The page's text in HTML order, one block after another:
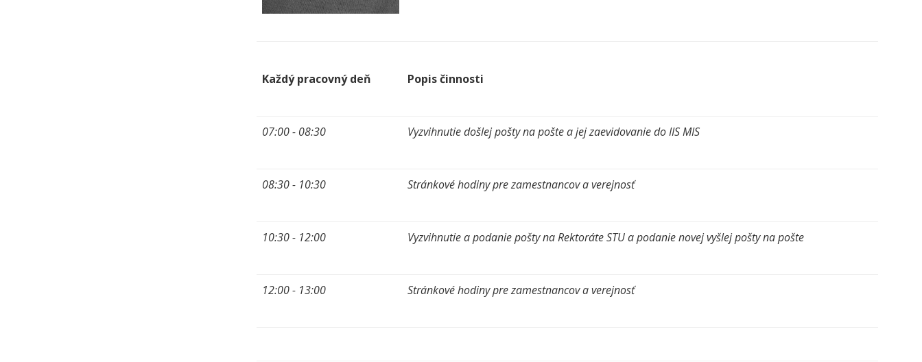
Každý pracovný deň Popis činnosti
07:00 - 08:30 Vyzvihnutie došlej pošty na pošte a jej zaevidovanie do IIS MIS
08:30 - 10:30 Stránkové hodiny pre zamestnancov a verejnosť
10:30 - 12:00 Vyzvihnutie a podanie pošty na Rektoráte STU a podanie novej vyšlej pošty na pošte
12:00 - 13:00 Stránkové hodiny pre zamestnancov a verejnosť